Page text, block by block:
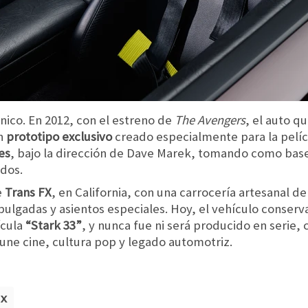
En 2012, con el estreno de The Avengers, el auto
prototipo exclusivocreado especialmente para la
, bajo la dirección de Dave Marek, tomando como
Trans FX, en California, con una carrocería artesanal
y asientos especiales. Hoy, el vehículo
“Stark 33”, y nunca fue ni será producido en serie,
cine, cultura pop y legado automotriz.